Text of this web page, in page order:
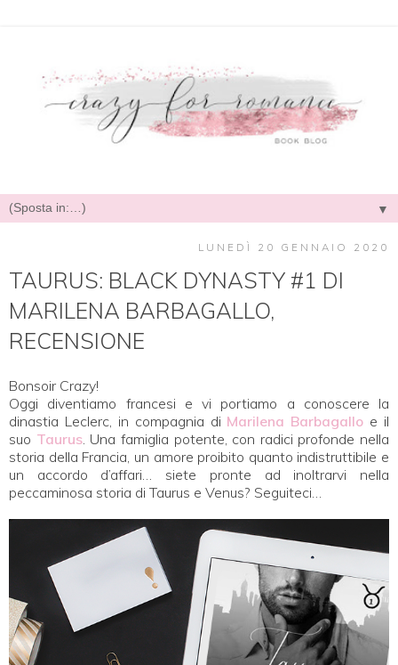
▼
LUNEDÌ 20 GENNAIO 2020
TAURUS: BLACK DYNASTY #1 DI
MARILENA BARBAGALLO,
RECENSIONE
Bonsoir Crazy!
Oggi diventiamo francesi e vi portiamo a conoscere la
dinastia Leclerc, in compagnia di Marilena Barbagallo e il
suo Taurus. Una famiglia potente, con radici profonde nella
storia della Francia, un amore proibito quanto indistruttibile e
un accordo d’affari… siete pronte ad inoltrarvi nella
peccaminosa storia di Taurus e Venus? Seguiteci…